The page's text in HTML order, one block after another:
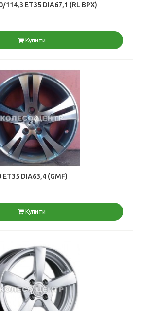
114,3 ET35 DIA67,1 (RL BPX)
Купити
ET35 DIA63,4 (GMF)
Купити